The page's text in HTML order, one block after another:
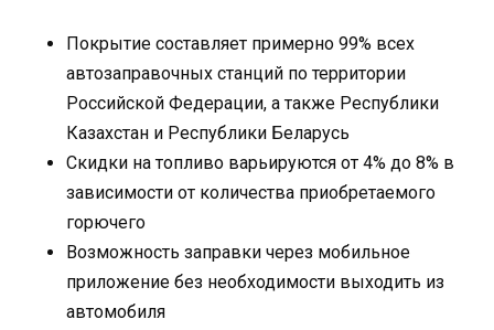
Покрытие составляет примерно 99% всех
автозаправочных станций по территории
Российской Федерации, а также Республики
Казахстан и Республики Беларусь
Скидки на топливо варьируются от 4% до 8% в
зависимости от количества приобретаемого
горючего
Возможность заправки через мобильное
приложение без необходимости выходить из
автомобиля